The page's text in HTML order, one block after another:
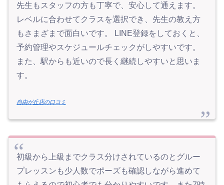
先生もスタッフの方も丁寧で、安心して通えます。
レベルに合わせてクラスを選択でき、先生の教え方
もさまざまで面白いです。 LINE登録をしておくと、
予約管理やスケジュールチェックがしやすいです。
また、駅からも近いので長く継続しやすいと思いま
す。
自由が丘店の口コミ
初級から上級までクラス分けされているのとグルー
プレッスンも少人数でポーズも確認しながら進めて